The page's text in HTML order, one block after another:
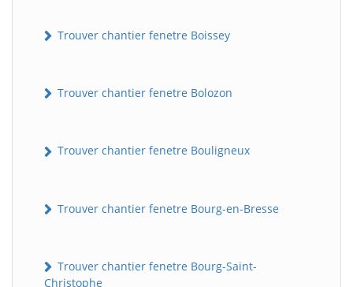
Trouver chantier fenetre Boissey
Trouver chantier fenetre Bolozon
Trouver chantier fenetre Bouligneux
Trouver chantier fenetre Bourg-en-Bresse
Trouver chantier fenetre Bourg-Saint-
Christophe